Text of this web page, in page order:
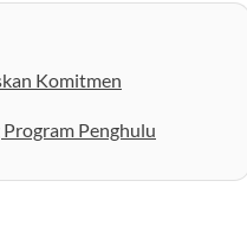
Komitmen
Penghulu